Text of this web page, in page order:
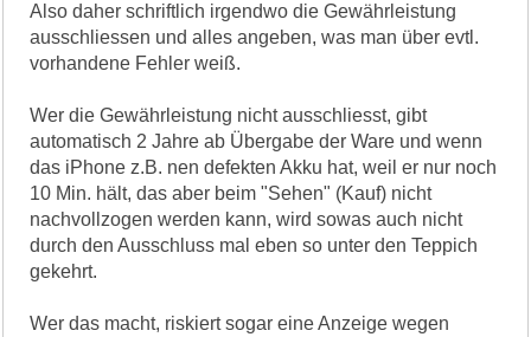
Also daher schriftlich irgendwo die Gewährleistung
ausschliessen und alles angeben, was man über evtl.
vorhandene Fehler weiß.
Wer die Gewährleistung nicht ausschliesst, gibt
automatisch 2 Jahre ab Übergabe der Ware und wenn
das iPhone z.B. nen defekten Akku hat, weil er nur noch
10 Min. hält, das aber beim "Sehen" (Kauf) nicht
nachvollzogen werden kann, wird sowas auch nicht
durch den Ausschluss mal eben so unter den Teppich
gekehrt.
Wer das macht, riskiert sogar eine Anzeige wegen